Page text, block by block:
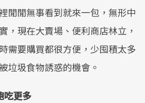
閒閒無事看到就來一包，無形中
，現在大賣場、便利商店林立，
需要購買都很方便，少囤積太多
垃圾食物誘惑的機會。
吃更多